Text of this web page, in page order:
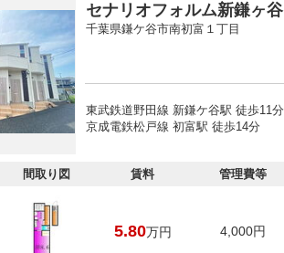
セナリオフォルム新鎌ヶ谷
千葉県鎌ケ谷市南初富１丁目
東武鉄道野田線 新鎌ケ谷駅 徒歩11分
京成電鉄松戸線 初富駅 徒歩14分
間取り図 賃料 管理費等
5.80万円 4,000円